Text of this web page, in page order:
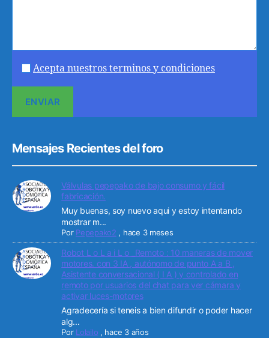
Acepta nuestros terminos y condiciones
Mensajes Recientes del foro
Válvulas pepepako de bajo consumo y fácil
fabricación.
Muy buenas, soy nuevo aqui y estoy intentando
mostrar m...
Por Pepepako2 , hace 3 meses
Robot L o L a i L o _Remoto : 10 maneras de mover
motores. con 3 IA , autónomo de punto A a B ,
Asistente conversacional ( I A ) y controlado en
remoto por usuarios del chat para ver cámara y
activar luces-motores
Agradecería si teneis a bien difundir o poder hacer
alg...
Por Lolailo , hace 3 años